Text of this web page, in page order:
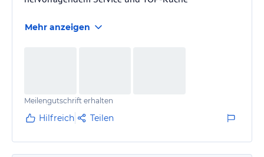
Mehr anzeigen
Meilengutschrift erhalten
Hilfreich Teilen